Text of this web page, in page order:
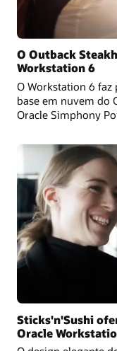
O Outback
Workstation 6
O Workstation 6
base em nuvem do
Oracle Simphony
Sticks'n'Sushi
Oracle